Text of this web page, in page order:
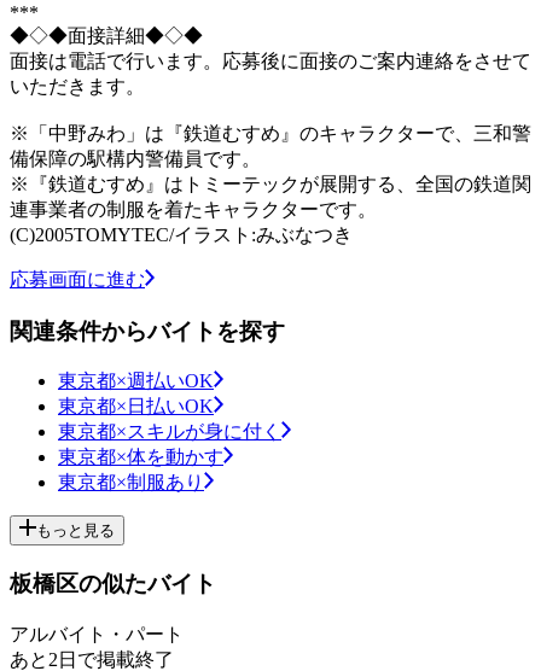
***
◆◇◆面接詳細◆◇◆
面接は電話で行います。応募後に面接のご案内連絡をさせて
いただきます。
※「中野みわ」は『鉄道むすめ』のキャラクターで、三和警
備保障の駅構内警備員です。
※『鉄道むすめ』はトミーテックが展開する、全国の鉄道関
連事業者の制服を着たキャラクターです。
(C)2005TOMYTEC/イラスト:みぶなつき
応募画面に進む
関連条件からバイトを探す
東京都×週払いOK
東京都×日払いOK
東京都×スキルが身に付く
東京都×体を動かす
東京都×制服あり
もっと見る
板橋区の似たバイト
アルバイト・パート
あと2日で掲載終了